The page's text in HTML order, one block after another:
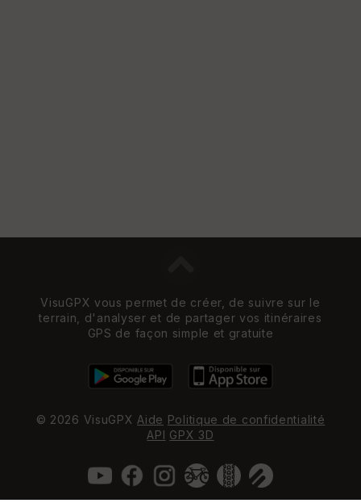
VisuGPX vous permet de créer, de suivre sur le
terrain, d'analyser et de partager vos itinéraires
GPS de façon simple et gratuite
© 2026 VisuGPX Aide Politique de confidentialité
API GPX 3D